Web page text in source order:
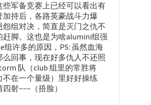
些军备竞赛上已经可以看出有
加持后，各路英豪战斗力爆
怨组对决，简直是灭门之仇不
赶脚。这也是为啥alumini组强
组许多的原因，PS: 虽然血海
么回事，现在好多仇人不还照
队（club 组里的常胜将
不在一个量级）里好好操练
射~~~（捂脸）